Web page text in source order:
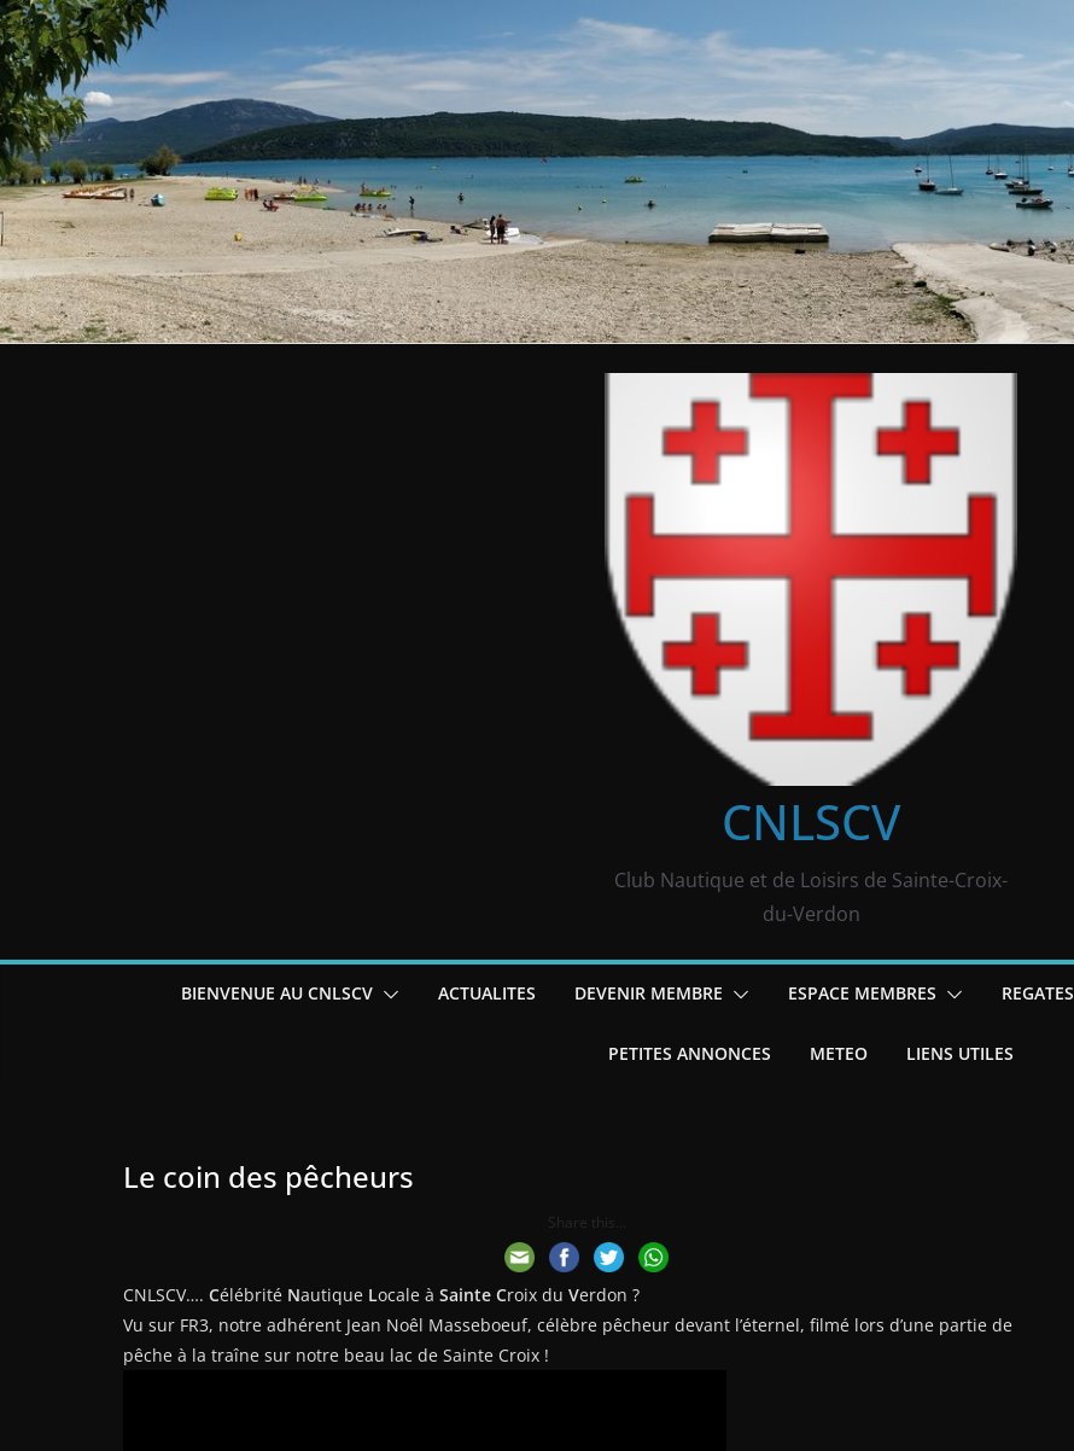
CNLSCV
Club Nautique et de Loisirs de Sainte-Croix-
du-Verdon
BIENVENUE AU CNLSCV ACTUALITES DEVENIR MEMBRE ESPACE MEMBRES REGATES
PETITES ANNONCES METEO LIENS UTILES
Le coin des pêcheurs
Share this...
CNLSCV…. Célébrité Nautique Locale à Sainte Croix du Verdon ?
Vu sur FR3, notre adhérent Jean Noêl Masseboeuf, célèbre pêcheur devant l’éternel, filmé lors d’une partie de
pêche à la traîne sur notre beau lac de Sainte Croix !